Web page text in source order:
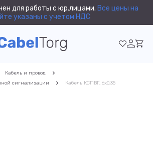
для работы с юр.лицами. Все цены на
указаны с учетом НДС
Кабель и провод
сигнализации
Кабель КСПВГ, 6x0,35